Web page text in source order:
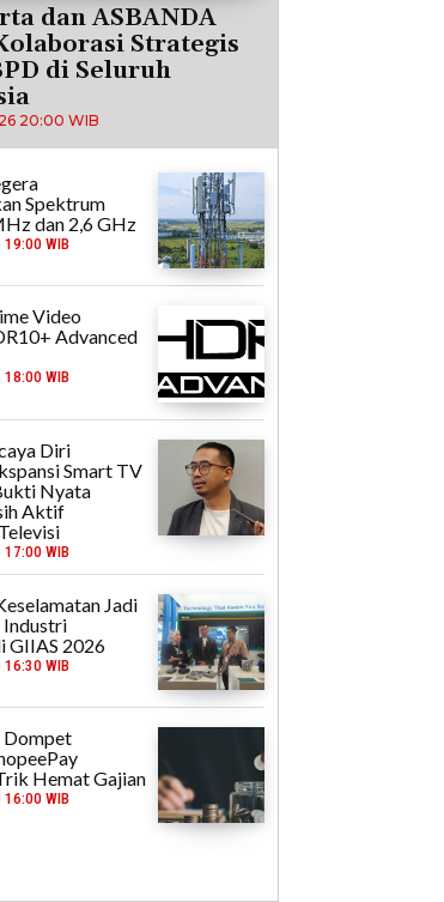
dan ASBANDA
Strategis
di Seluruh
20:00 WIB
Spektrum
dan 2,6 GHz
WIB
Video
Advanced
WIB
Diri
Smart TV
Nyata
Aktif
WIB
Jadi
Industri
GIIAS 2026
WIB
Dompet
Hemat Gajian
WIB